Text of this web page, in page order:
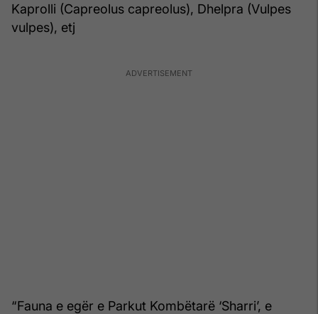
Kaprolli (Capreolus capreolus), Dhelpra (Vulpes
vulpes), etj
“Fauna e egër e Parkut Kombëtarë ‘Sharri’, e